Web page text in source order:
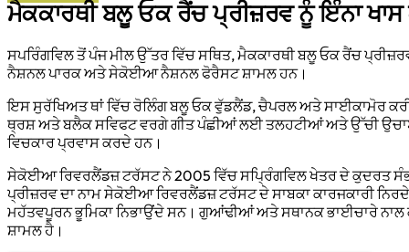
ਮੈਕਕਾਰਥੀ ਬਲੂ ਓਕ ਰੈਂਚ ਪ੍ਰੀਜ਼ਰਵ ਨੂੰ ਇੰਨਾ ਖਾਸ
ਸਪਰਿੰਗਵਿਲ ਤੋਂ ਪੰਜ ਮੀਲ ਉੱਤਰ ਵਿੱਚ ਸਥਿਤ, ਮੈਕਕਾਰਥੀ ਬਲੂ ਓਕ ਰੈਂਚ
ਨੈਸ਼ਨਲ ਪਾਰਕ ਅਤੇ ਸੇਕੋਈਆ ਨੈਸ਼ਨਲ ਫੋਰੈਸਟ ਸ਼ਾਮਲ ਹਨ।
ਇਸ ਸੁਰੱਖਿਅਤ ਥਾਂ ਵਿੱਚ ਰੋਲਿੰਗ ਬਲੂ ਓਕ ਵੁੱਡਲੈਂਡ, ਚੈਪਰਲ ਅਤੇ ਸਾਈਕਾਮੋਰ
ਥ੍ਰਸ਼ ਅਤੇ ਬਲੈਕ ਸਵਿਫਟ ਵਰਗੇ ਗੀਤ ਪੰਛੀਆਂ ਲਈ ਤਲਹਟੀਆਂ ਅਤੇ ਉੱਚੀ
ਵਿਚਕਾਰ ਪ੍ਰਵਾਸ ਕਰਦੇ ਹਨ।
ਸੇਕੋਈਆ ਰਿਵਰਲੈਂਡਜ਼ ਟਰੱਸਟ ਨੇ 2005 ਵਿੱਚ ਸਪ੍ਰਿੰਗਵਿਲ ਖੇਤਰ ਦੇ ਕੁਦਰਤ
ਪ੍ਰੀਜ਼ਰਵ ਦਾ ਨਾਮ ਸੇਕੋਈਆ ਰਿਵਰਲੈਂਡਜ਼ ਟਰੱਸਟ ਦੇ ਸਾਬਕਾ ਕਾਰਜਕਾਰੀ
ਮਹੱਤਵਪੂਰਨ ਭੂਮਿਕਾ ਨਿਭਾਉਂਦੇ ਸਨ। ਗੁਆਂਢੀਆਂ ਅਤੇ ਸਥਾਨਕ ਭਾਈਚਾਰੇ ਨਾਲ
ਸ਼ਾਮਲ ਹੈ।